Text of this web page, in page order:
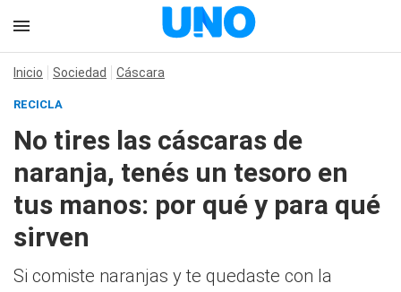
Inicio Sociedad Cáscara
RECICLA
No tires las cáscaras de
naranja, tenés un tesoro en
tus manos: por qué y para qué
sirven
Si comiste naranjas y te quedaste con la